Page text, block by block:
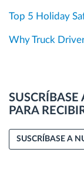
Top 5 Holiday
Why Truck
SUSCRÍBASE
PARA
SUSCRÍBASE A